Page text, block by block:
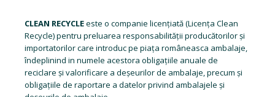
CLEAN RECYCLEeste o companie licențiată (Licența Clean
Recycle) pentru preluarea responsabilității producătorilor și
importatorilor care introduc pe piața româneasca ambalaje,
îndeplinind in numele acestora obligațiile anuale de
reciclare și valorificare a deșeurilor de ambalaje, precum și
obligațiile de raportare a datelor privind ambalajele și